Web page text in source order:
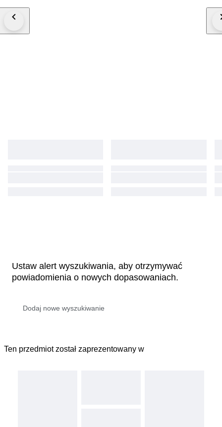
Ustaw alert wyszukiwania, aby otrzymywać
powiadomienia o nowych dopasowaniach.
Ten przedmiot został zaprezentowany w